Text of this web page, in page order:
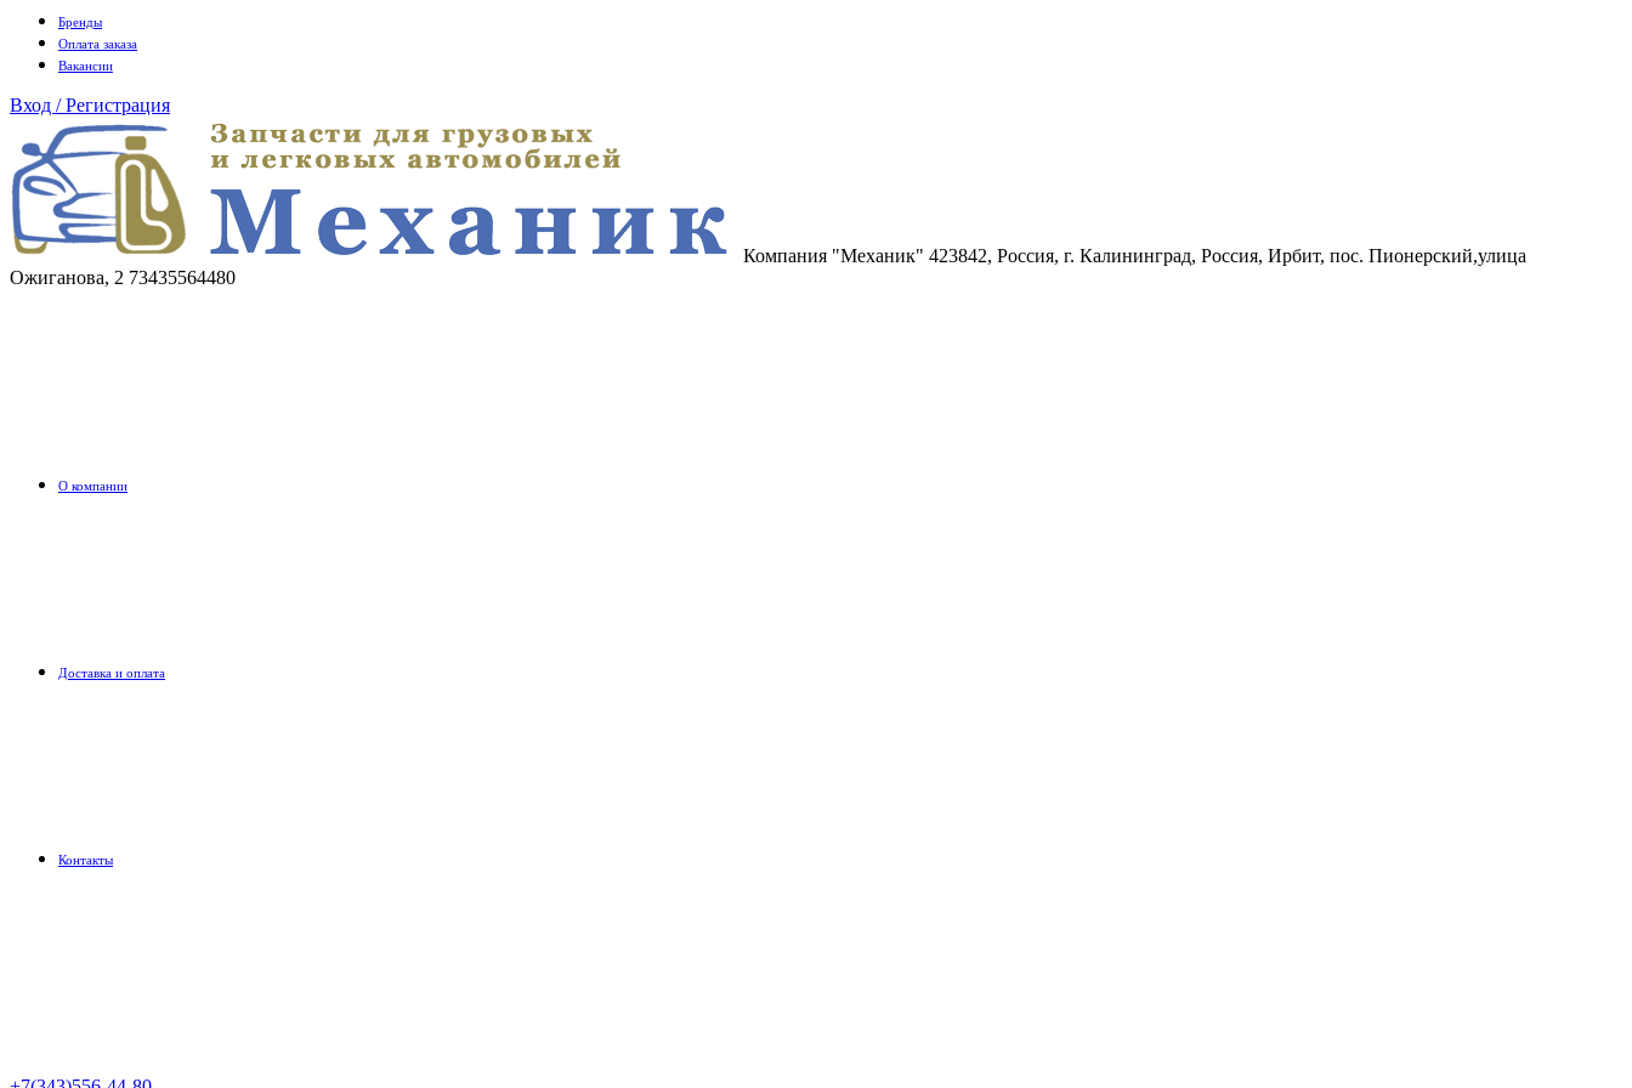
Бренды
Оплата заказа
Вакансии
Вход / Регистрация
Компания "Механик" 423842, Россия, г. Калининград, Россия, Ирбит, пос. Пионерский,улица
Ожиганова, 2 73435564480
О компании
Доставка и оплата
Контакты